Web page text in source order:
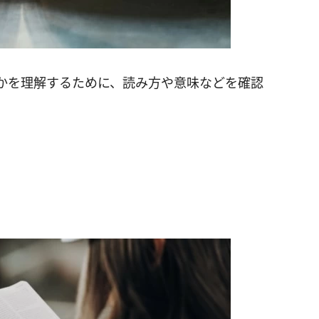
理解するために、読み方や意味などを確認